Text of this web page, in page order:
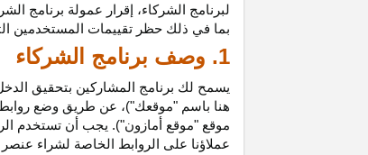
لبرنامج الشركاء،
إقرار عمولة برنامج
بما في ذلك حظر تقييمات المستخدمين
1. وصف برنامج الشركاء
يسمح لك برنامج المشاركين بتحقيق
هنا باسم "موقعك")، عن طريق وضع
موقع "موقع أمازون"). يجب أن تستخدم
عملاؤنا على الروابط الخاصة لشراء